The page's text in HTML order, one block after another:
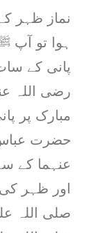
نماز ظہر
ہوا تو آپ
پانی کے
رضی اللہ
مبارک پر
حضرت
عنہما کے
اور ظہر کی
صلی اللہ